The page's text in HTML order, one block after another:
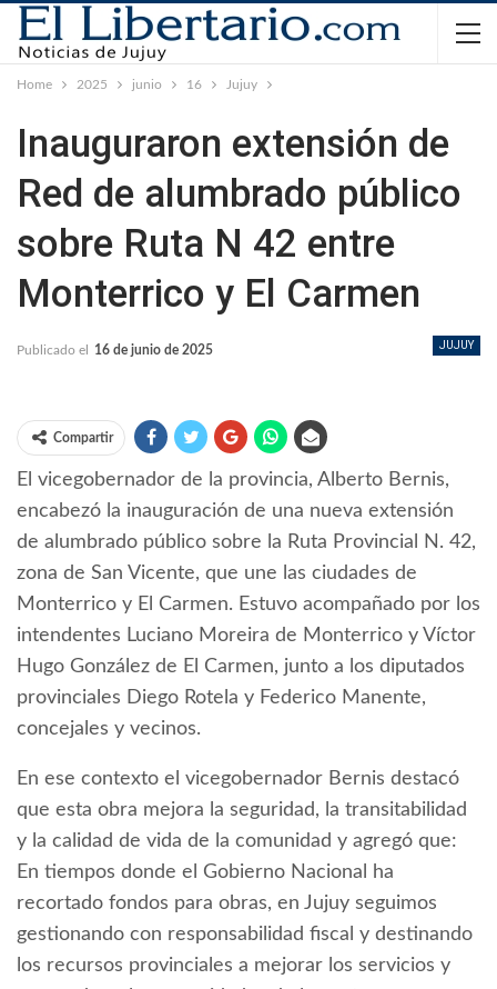
Home 2025 junio 16 Jujuy
Inauguraron extensión de
Red de alumbrado público
sobre Ruta N 42 entre
Monterrico y El Carmen
JUJUY
Publicado el 16 de junio de 2025
Compartir
El vicegobernador de la provincia, Alberto Bernis,
encabezó la inauguración de una nueva extensión
de alumbrado público sobre la Ruta Provincial N. 42,
zona de San Vicente, que une las ciudades de
Monterrico y El Carmen. Estuvo acompañado por los
intendentes Luciano Moreira de Monterrico y Víctor
Hugo González de El Carmen, junto a los diputados
provinciales Diego Rotela y Federico Manente,
concejales y vecinos.
En ese contexto el vicegobernador Bernis destacó
que esta obra mejora la seguridad, la transitabilidad
y la calidad de vida de la comunidad y agregó que:
En tiempos donde el Gobierno Nacional ha
recortado fondos para obras, en Jujuy seguimos
gestionando con responsabilidad fiscal y destinando
los recursos provinciales a mejorar los servicios y